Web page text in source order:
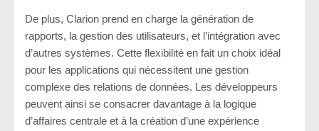
De plus, Clarion prend en charge la génération de
rapports, la gestion des utilisateurs, et l’intégration avec
d’autres systèmes. Cette flexibilité en fait un choix idéal
pour les applications qui nécessitent une gestion
complexe des relations de données. Les développeurs
peuvent ainsi se consacrer davantage à la logique
d’affaires centrale et à la création d’une expérience